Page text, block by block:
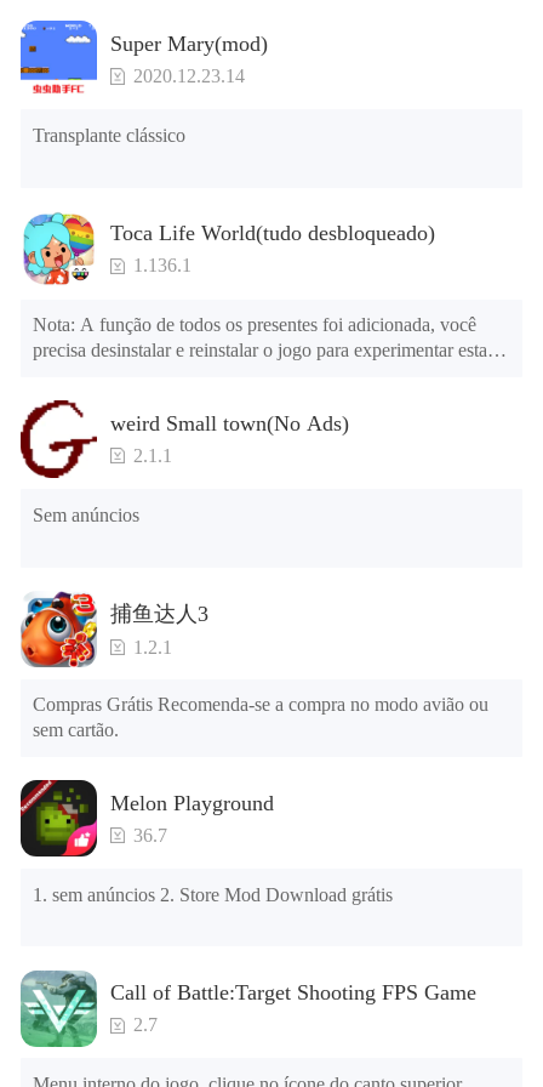
Super Mary(mod)
2020.12.23.14
Transplante clássico
Toca Life World(tudo desbloqueado)
1.136.1
Nota: A função de todos os presentes foi adicionada, você
precisa desinstalar e reinstalar o jogo para experimentar esta
menu mod
1. O jogo está três vezes mais rápido do que antes
2. Incluindo todos os mapas (incluindo salas e móveis)
3. Inclua todas as funções
4. Todos os presentes estão disponíveis (você pode deslizar
para a extrema direita na agência dos correios, há uma janela à
Dicas: Quando a instalação falhar, consulte as seguintes
soluções
Verifique se o mesmo jogo já existe no telefone; em caso
afirmativo, desinstale-o primeiro; ao desinstalar, o arquivo
novamente
Verifique se a memória do telefone é suficiente, caso
contrário, limpe a memória do telefone primeiro e tente
instalar novamente
weird Small town(No Ads)
2.1.1
Sem anúncios
捕鱼达人3
1.2.1
Compras Grátis Recomenda-se a compra no modo avião ou
sem cartão.
Melon Playground
36.7
1. sem anúncios 2. Store Mod Download grátis
Call of Battle:Target Shooting FPS Game
2.7